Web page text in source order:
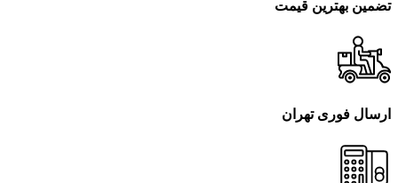
تضمین بهترین قیمت
ارسال فوری تهران